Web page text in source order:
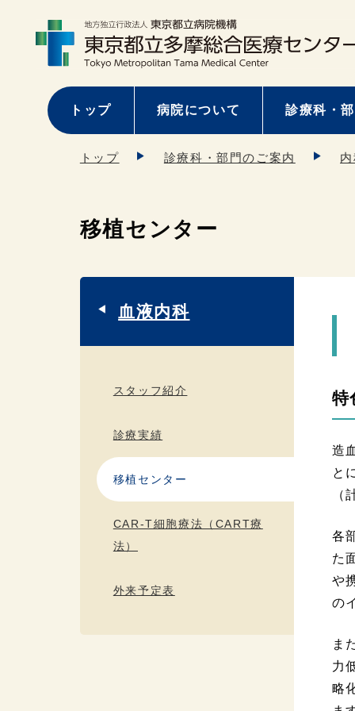
トップ 病院について 診療科・
トップ 診療科・部門のご案内
移植センター
特
造
と
（
各
た
や
の
ま
力
略
血液内科
スタッフ紹介
診療実績
移植センター
CAR-T細胞療法（CART療
法）
外来予定表